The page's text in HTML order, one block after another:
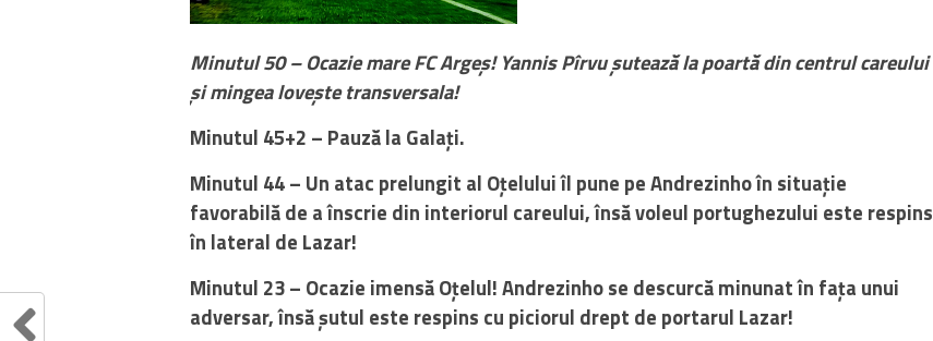
Minutul 50 – Ocazie mare FC Argeș! Yannis Pîrvu șutează la poartă din centrul careului
și mingea lovește transversala!
Minutul 45+2 – Pauză la Galați.
Minutul 44 – Un atac prelungit al Oțelului îl pune pe Andrezinho în situație
favorabilă de a înscrie din interiorul careului, însă voleul portughezului este respins
în lateral de Lazar!
Minutul 23 – Ocazie imensă Oțelul! Andrezinho se descurcă minunat în fața unui
adversar, însă șutul este respins cu piciorul drept de portarul Lazar!